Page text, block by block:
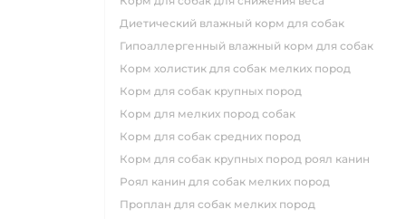
диетический влажный корм для собак
гипоаллергенный влажный корм для собак
корм холистик для собак мелких пород
корм для собак крупных пород
корм для мелких пород собак
корм для собак средних пород
корм для собак крупных пород роял канин
роял канин для собак мелких пород
проплан для собак мелких пород